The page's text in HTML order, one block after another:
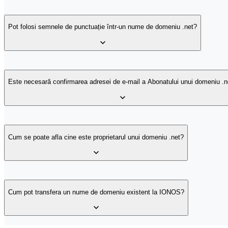
Domeniul .net este un domeniu generic de nivel superior (gTLD)
Pot folosi semnele de punctuație într-un nume de domeniu .net?
Poți utiliza semnul „-” în numele domeniului tău .net, atâta timp cât
Este necesară confirmarea adresei de e-mail a Abonatului unui domeniu
Da, de la 1 ianuarie 2014, fiecare proprietar al unui domeniu global
unui domeniu nou, transferul (schimbarea Operatorului) sau
Dacă adresa de e-mail nu va fi confirmată de administrator în
Cum se poate afla cine este proprietarul unui domeniu .net?
Sursa principală de informații despre abonatul unui domeniu este
proprietarul domeniului pot fi publice, confidențiale sau doar parțial
Cum pot transfera un nume de domeniu existent la IONOS?